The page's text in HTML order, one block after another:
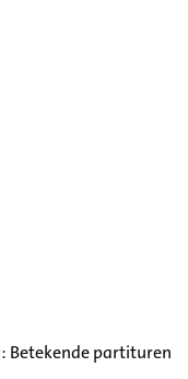
Betekende partituren